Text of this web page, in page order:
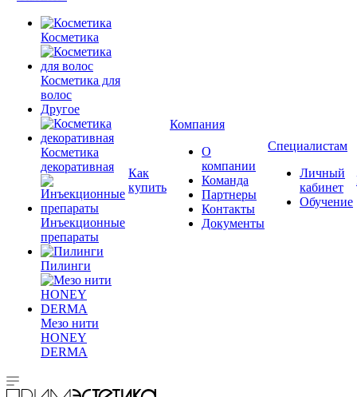
Косметика
Косметика для
волос
Другое
Косметика
декоративная
Инъекционные
препараты
Пилинги
Мезо нити
HONEY
DERMA
Как
купить
Компания
О
компании
Команда
Партнеры
Контакты
Документы
Специалистам
Личный
кабинет
Обучение